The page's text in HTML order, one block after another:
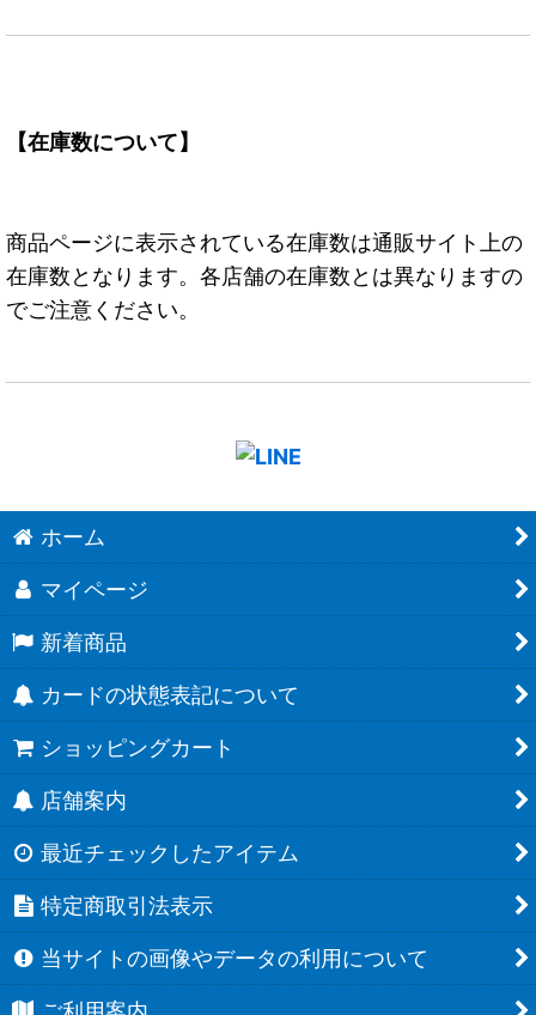
【在庫数について】
商品ページに表示されている在庫数は通販サイト上の
在庫数となります。各店舗の在庫数とは異なりますの
でご注意ください。
ホーム
マイページ
新着商品
カードの状態表記について
ショッピングカート
店舗案内
最近チェックしたアイテム
特定商取引法表示
当サイトの画像やデータの利用について